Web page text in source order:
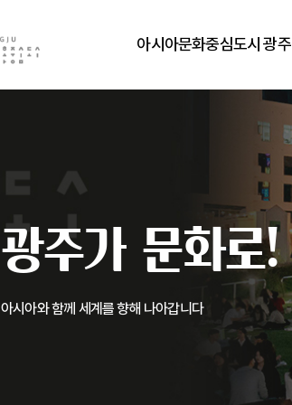
아시아문화중심도시 광주
광주가 문화로!
아시아와 함께 세계를 향해 나아갑니다